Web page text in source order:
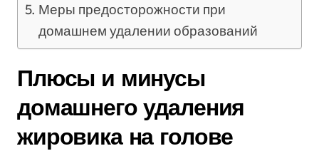
Меры предосторожности при
домашнем удалении образований
Плюсы и минусы
домашнего удаления
жировика на голове